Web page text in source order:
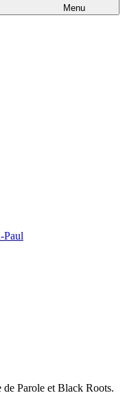
Menu
Paul
Parole et Black Roots.